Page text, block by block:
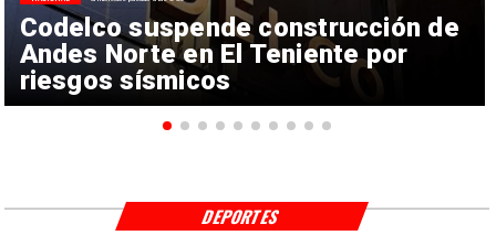
Codelco suspende construcción de
Andes Norte en El Teniente por
riesgos sísmicos
DEPORTES